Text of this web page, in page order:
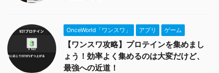
OnceWorld「ワンスワ」 アプリ ゲーム
【ワンスワ攻略】プロテインを集めまし
ょう！効率よく集めるのは大変だけど、
最強への近道！